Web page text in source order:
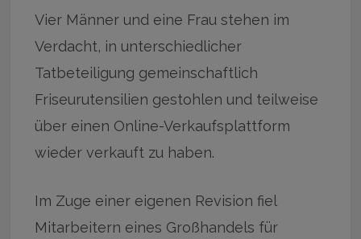
Vier Männer und eine Frau stehen im
Verdacht, in unterschiedlicher
Tatbeteiligung gemeinschaftlich
Friseurutensilien gestohlen und teilweise
über einen Online-Verkaufsplattform
wieder verkauft zu haben.
Im Zuge einer eigenen Revision fiel
Mitarbeitern eines Großhandels für